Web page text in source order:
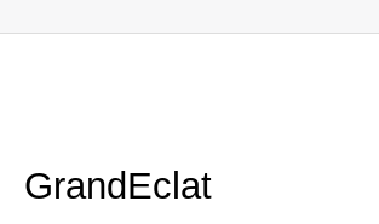
GrandEclat